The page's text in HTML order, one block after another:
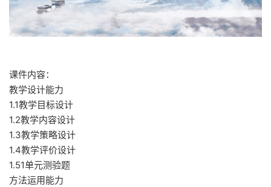
课件内容：
教学设计能力
1.1教学目标设计
1.2教学内容设计
1.3教学策略设计
1.4教学评价设计
1.51单元测验题
方法运用能力